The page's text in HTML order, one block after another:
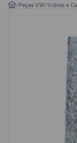
/Peças VW/Vidros e